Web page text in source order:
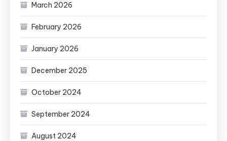
March 2026
February 2026
January 2026
December 2025
October 2024
September 2024
August 2024